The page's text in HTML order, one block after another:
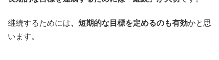
継続するためには、短期的な目標を定めるのも有効かと思
います。